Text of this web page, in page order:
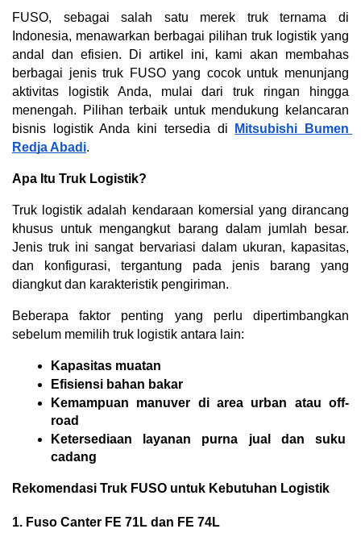
FUSO, sebagai salah satu merek truk ternama di
Indonesia, menawarkan berbagai pilihan truk logistik yang
andal dan efisien. Di artikel ini, kami akan membahas
berbagai jenis truk FUSO yang cocok untuk menunjang
aktivitas logistik Anda, mulai dari truk ringan hingga
menengah. Pilihan terbaik untuk mendukung kelancaran
bisnis logistik Anda kini tersedia di
Mitsubishi Bumen
Redja Abadi.
Apa Itu Truk Logistik?
Truk logistik adalah kendaraan komersial yang dirancang
khusus untuk mengangkut barang dalam jumlah besar.
Jenis truk ini sangat bervariasi dalam ukuran, kapasitas,
dan konfigurasi, tergantung pada jenis barang yang
diangkut dan karakteristik pengiriman.
Beberapa faktor penting yang perlu dipertimbangkan
sebelum memilih truk logistik antara lain:
Kapasitas muatan
Efisiensi bahan bakar
Kemampuan manuver di area urban atau off-
road
Ketersediaan layanan purna jual dan suku
cadang
Rekomendasi Truk FUSO untuk Kebutuhan Logistik
1. Fuso Canter FE 71L dan FE 74L